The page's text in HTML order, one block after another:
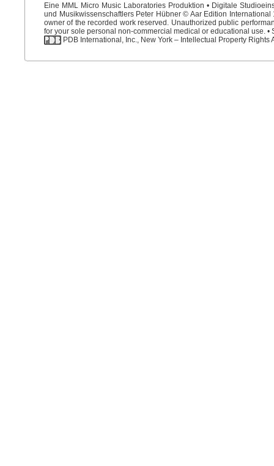
Eine MML Micro Music Laboratories Produktion • Digitale
und Musikwissenschaftlers Peter Hübner © Aar Edition
owner of the recorded work reserved. Unauthorized public
for your sole personal non-commercial medical or educational use.
PDB International, Inc., New York – Intellectual Property Rights